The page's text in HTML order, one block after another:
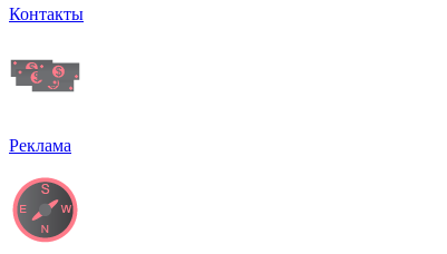
Контакты
Реклама